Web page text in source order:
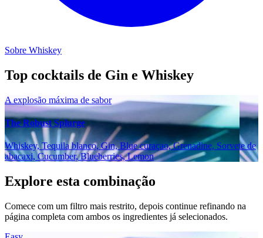
Sobre Whiskey
Top cocktails de Gin e Whiskey
A explosão máxima de sabor
The Robust Splurge
Whiskey, Tequila blanco, Gin, Blue curaçao, Grenadine, Sorvete de
abacaxi, Cucumber, Blueberries, Lemon
Explore esta combinação
Comece com um filtro mais restrito, depois continue refinando na
página completa com ambos os ingredientes já selecionados.